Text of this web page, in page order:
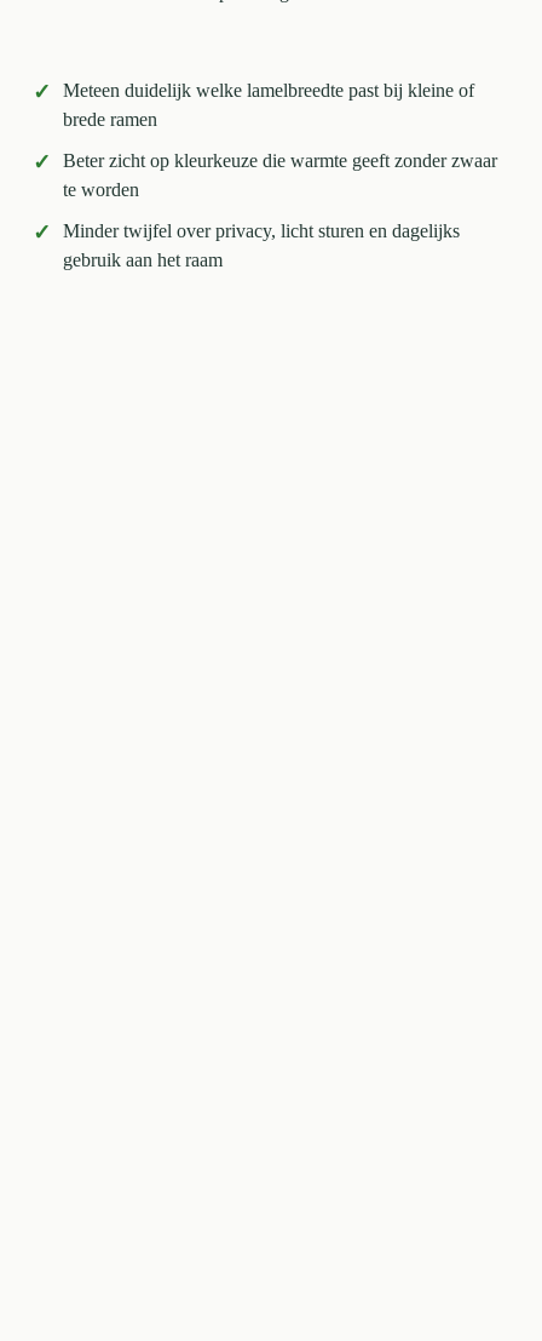
✓
Meteen duidelijk welke lamelbreedte past bij kleine of
brede ramen
✓
Beter zicht op kleurkeuze die warmte geeft zonder zwaar
te worden
✓
Minder twijfel over privacy, licht sturen en dagelijks
gebruik aan het raam